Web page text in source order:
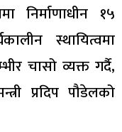
निर्माणाधीन १५
स्थायित्वमा
चासो व्यक्त गर्दै,
प्रदिप पौडेलको